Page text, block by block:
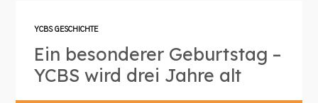
YCBS GESCHICHTE
Ein besonderer Geburtstag –
YCBS wird drei Jahre alt